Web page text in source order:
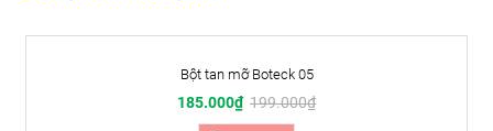
Bột tan mỡ Boteck 05
185.000₫ 199.000₫